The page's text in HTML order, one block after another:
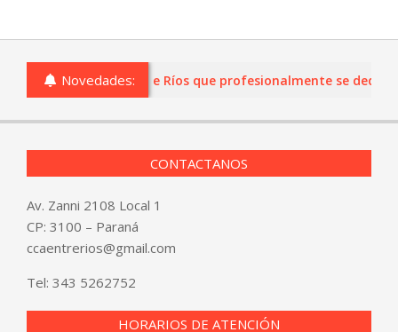
Novedades:
o comercios de Entre Ríos que profesionalmente se
CONTACTANOS
Av. Zanni 2108 Local 1
CP: 3100 – Paraná
ccaentrerios@gmail.com
Tel: 343 5262752
HORARIOS DE ATENCIÓN